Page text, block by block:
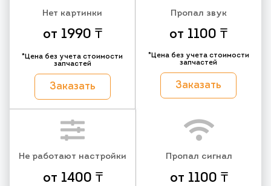
Нет картинки
от 1990 ₸
*Цена без учета стоимости
запчастей
Заказать
Пропал звук
от 1100 ₸
*Цена без учета стоимости
запчастей
Заказать
Не работают настройки
от 1400 ₸
Пропал сигнал
от 1100 ₸